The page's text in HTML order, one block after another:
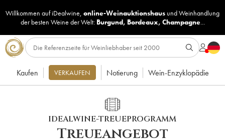
Willkommen auf iDealwine, online-Weinauktionshaus undWeinhandlung
der besten Weine der Welt: Burgund, Bordeaux, Champagne...
Kaufen VERKAUFEN Notierung Wein-Enzyklopädie
IDEALWINE-TREUEPROGRAMM
Treueangebot